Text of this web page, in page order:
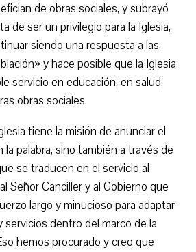
de obras sociales, y subrayó
de ser un privilegio para la Iglesia,
siendo una respuesta a las
y hace posible que la Iglesia
servicio en educación, en salud,
obras sociales.
tiene la misión de anunciar el
la palabra, sino también a través de
se traducen en el servicio al
Señor Canciller y al Gobierno que
largo y minucioso para adaptar
dentro del marco de la
hemos procurado y creo que